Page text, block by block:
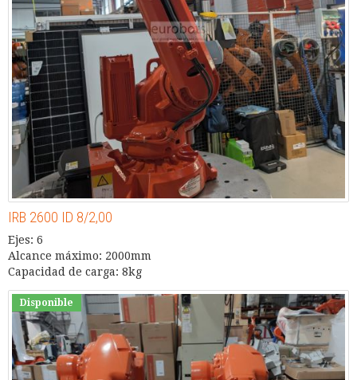
IRB 2600 ID 8/2,00
Ejes: 6
Alcance máximo: 2000mm
Capacidad de carga: 8kg
Disponible